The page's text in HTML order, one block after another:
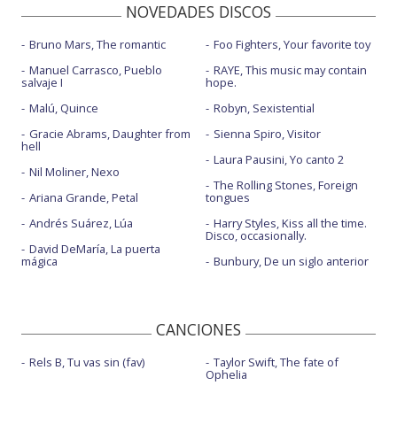
NOVEDADES DISCOS
Bruno Mars, The romantic
Manuel Carrasco, Pueblo
salvaje I
Malú, Quince
Gracie Abrams, Daughter from
hell
Nil Moliner, Nexo
Ariana Grande, Petal
Andrés Suárez, Lúa
David DeMaría, La puerta
mágica
Foo Fighters, Your favorite toy
RAYE, This music may contain
hope.
Robyn, Sexistential
Sienna Spiro, Visitor
Laura Pausini, Yo canto 2
The Rolling Stones, Foreign
tongues
Harry Styles, Kiss all the time.
Disco, occasionally.
Bunbury, De un siglo anterior
CANCIONES
Rels B, Tu vas sin (fav) Taylor Swift, The fate of
Ophelia